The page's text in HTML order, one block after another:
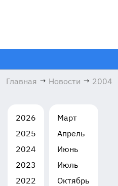
Главная → Новости → 2004
2026
2025
2024
2023
2022
Март
Апрель
Июнь
Июль
Октябрь